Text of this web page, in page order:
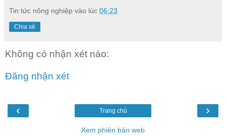
Tin tức nông nghiệp vào lúc 06:23
Chia sẻ
Không có nhận xét nào:
Đăng nhận xét
‹ ›
Trang chủ
Xem phiên bản web